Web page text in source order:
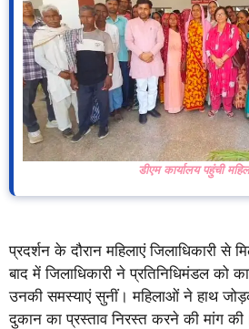
डीएम कार्यालय पहुंची
प्रदर्शन के दौरान महिलाएं जिलाधिकारी से
बाद में जिलाधिकारी ने प्रतिनिधिमंडल को
उनकी समस्याएं सुनीं। महिलाओं ने हाथ
दुकान का प्रस्ताव निरस्त करने की मांग